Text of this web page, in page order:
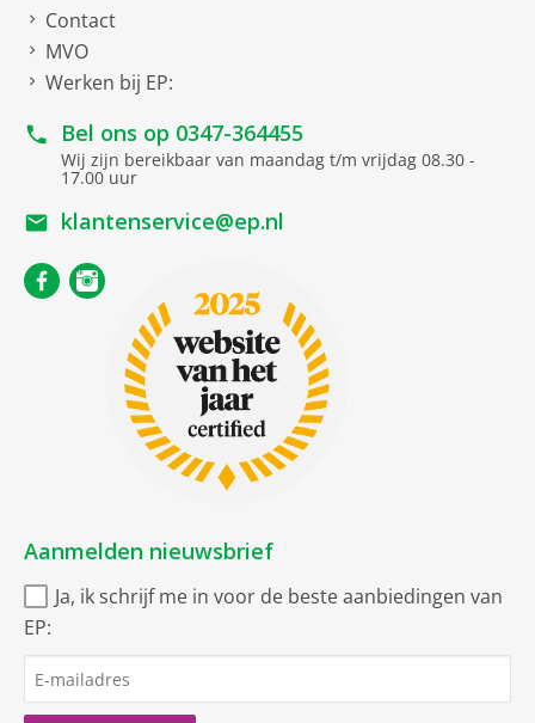
Contact
MVO
Werken bij EP:
Bel ons op 0347-364455
Wij zijn bereikbaar van maandag t/m vrijdag 08.30 -
17.00 uur
klantenservice@ep.nl
Aanmelden nieuwsbrief
Ja, ik schrijf me in voor de beste aanbiedingen van
EP: